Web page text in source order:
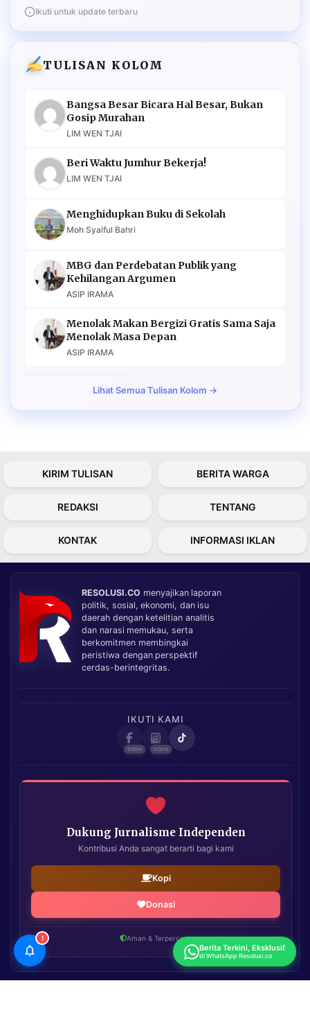
Ikuti untuk update terbaru
TULISAN KOLOM
Bangsa Besar Bicara Hal Besar, Bukan
Gosip Murahan
LIM WEN TJAI
Beri Waktu Jumhur Bekerja!
LIM WEN TJAI
Menghidupkan Buku di Sekolah
Moh Syaiful Bahri
MBG dan Perdebatan Publik yang
Kehilangan Argumen
ASIP IRAMA
Menolak Makan Bergizi Gratis Sama Saja
Menolak Masa Depan
ASIP IRAMA
Lihat Semua Tulisan Kolom →
KIRIM TULISAN BERITA WARGA
REDAKSI TENTANG
KONTAK INFORMASI IKLAN
RESOLUSI.CO menyajikan laporan
politik, sosial, ekonomi, dan isu
daerah dengan ketelitian analitis
dan narasi memukau, serta
berkomitmen membingkai
peristiwa dengan perspektif
cerdas-berintegritas.
IKUTI KAMI
Dukung Jurnalisme Independen
Kontribusi Anda sangat berarti bagi kami
Kopi
Donasi
Aman & Terpercaya
!
Berita Terkini, Eksklusif
di WhatsApp Resolusi.co